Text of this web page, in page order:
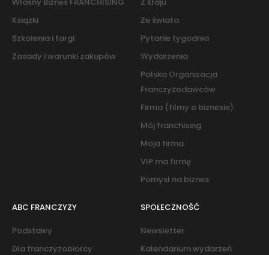
Książki
Szkolenia i targi
Zasady i warunki zakupów
Ze świata
Pytanie tygodnia
Wydarzenia
Polska Organizacja
Franczyzodawców
Firma (filmy o biznesie)
Mój franchising
Moja firma
VIP ma firmę
Pomysł na biznes
ABC FRANCZYZY
Podstawy
Dla franczyzobiorcy
SPOŁECZNOŚĆ
Newsletter
Kalendarium wydarzeń